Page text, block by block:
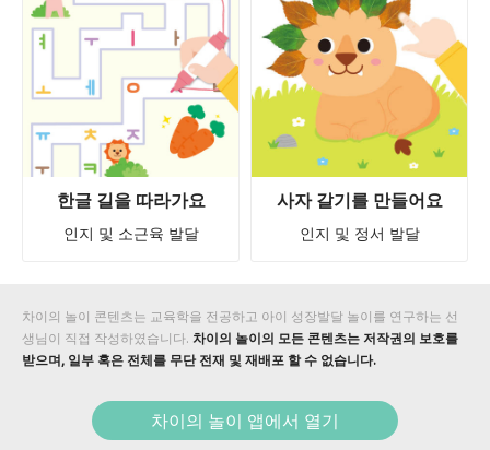
한글 길을 따라가요
인지 및 소근육 발달
사자 갈기를 만들어요
인지 및 정서 발달
차이의 놀이 콘텐츠는 교육학을 전공하고 아이 성장발달 놀이를 연구하는 선
생님이 직접 작성하였습니다. 차이의 놀이의 모든 콘텐츠는 저작권의 보호를
받으며, 일부 혹은 전체를 무단 전재 및 재배포 할 수 없습니다.
차이의 놀이 앱에서 열기